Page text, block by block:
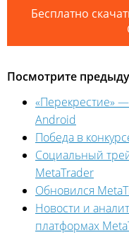
Бесплатно
Посмотрите
«Перекрестие»
Android
Победа в
Социальный
MetaTrader
Обновился
Новости и
платформах